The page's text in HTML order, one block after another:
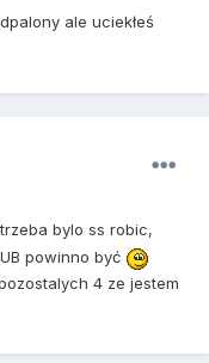
ale uciekłeś
bylo ss robic,
powinno być
4 ze jestem